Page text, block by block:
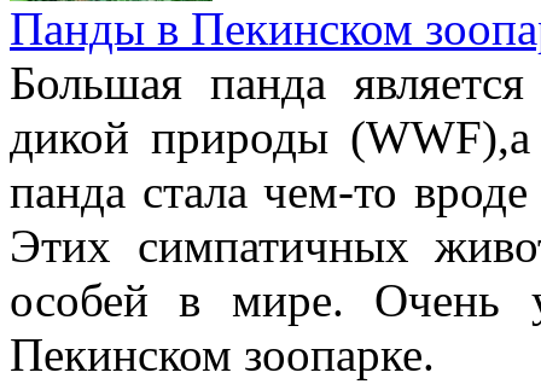
Панды в Пекинском
Большая панда
дикой природы
панда стала чем-то
Этих симпатичных
особей в мире. Очень
Пекинском зоопарке.